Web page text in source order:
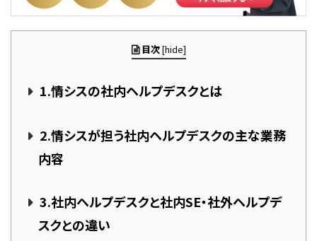
目次[hide]
1.情シスの社内ヘルプデスクとは
2.情シスが担う社内ヘルプデスクの主な業務
内容
3.社内ヘルプデスクと社内SE・社外ヘルプデ
スクとの違い